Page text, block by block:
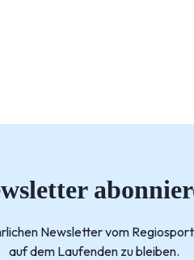
Newsletter vom
auf dem Laufenden zu bleiben.